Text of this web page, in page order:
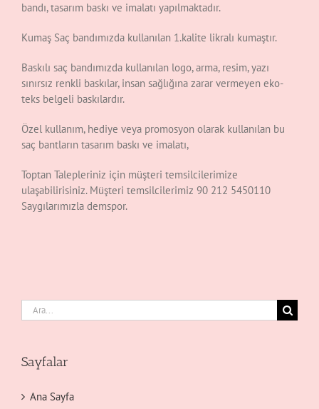
bandı, tasarım baskı ve imalatı yapılmaktadır.
Kumaş Saç bandımızda kullanılan 1.kalite likralı kumaştır.
Baskılı saç bandımızda kullanılan logo, arma, resim, yazı
sınırsız renkli baskılar, insan sağlığına zarar vermeyen eko-
teks belgeli baskılardır.
Özel kullanım, hediye veya promosyon olarak kullanılan bu
saç bantların tasarım baskı ve imalatı,
Toptan Talepleriniz için müşteri temsilcilerimize
ulaşabilirisiniz. Müşteri temsilcilerimiz 90 212 5450110
Saygılarımızla demspor.
Ara:
Sayfalar
Ana Sayfa